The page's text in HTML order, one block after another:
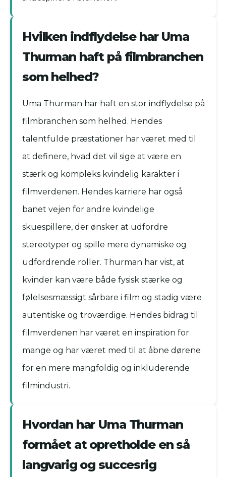
Hvilken indflydelse har Uma
Thurman haft på filmbranchen
som helhed?
Uma Thurman har haft en stor indflydelse på
filmbranchen som helhed. Hendes
talentfulde præstationer har været med til
at definere, hvad det vil sige at være en
stærk og kompleks kvindelig karakter i
filmverdenen. Hendes karriere har også
banet vejen for andre kvindelige
skuespillere, der ønsker at udfordre
stereotyper og spille mere dynamiske og
udfordrende roller. Thurman har vist, at
kvinder kan være både fysisk stærke og
følelsesmæssigt sårbare i film og stadig være
autentiske og troværdige. Hendes bidrag til
filmverdenen har været en inspiration for
mange og har været med til at åbne dørene
for en mere mangfoldig og inkluderende
filmindustri.
Hvordan har Uma Thurman
formået at opretholde en så
langvarig og succesrig